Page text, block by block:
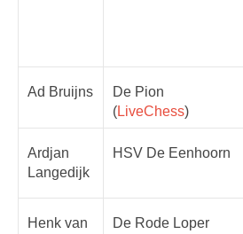
Ad Bruijns
De Pion
(LiveChess)
Ardjan
Langedijk
HSV De Eenhoorn
Henk van
De Rode Loper